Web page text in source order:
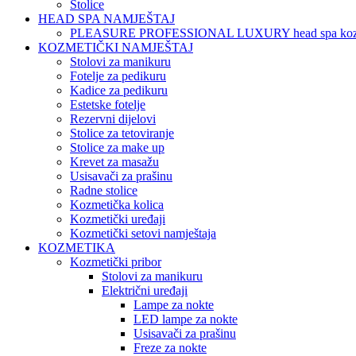
Stolice
HEAD SPA NAMJEŠTAJ
PLEASURE PROFESSIONAL LUXURY head spa
KOZMETIČKI NAMJEŠTAJ
Stolovi za manikuru
Fotelje za pedikuru
Kadice za pedikuru
Estetske fotelje
Rezervni dijelovi
Stolice za tetoviranje
Stolice za make up
Krevet za masažu
Usisavači za prašinu
Radne stolice
Kozmetička kolica
Kozmetički uređaji
Kozmetički setovi namještaja
KOZMETIKA
Kozmetički pribor
Stolovi za manikuru
Električni uređaji
Lampe za nokte
LED lampe za nokte
Usisavači za prašinu
Freze za nokte